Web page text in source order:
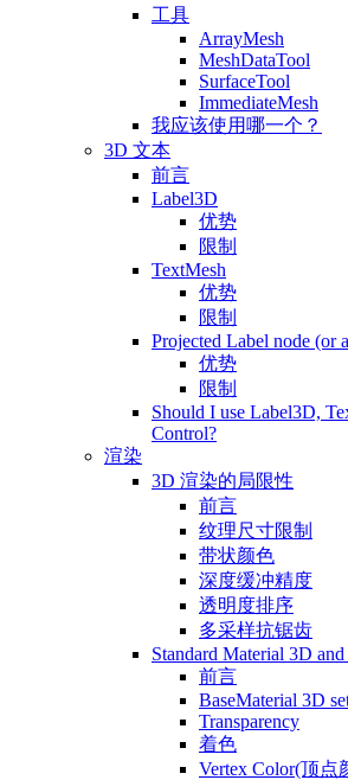
工具
ArrayMesh
MeshDataTool
SurfaceTool
ImmediateMesh
我应该使用哪一个？
3D 文本
前言
Label3D
优势
限制
TextMesh
优势
限制
Projected Label node (or
优势
限制
Should I use Label3D,
Control?
渲染
3D 渲染的局限性
前言
纹理尺寸限制
带状颜色
深度缓冲精度
透明度排序
多采样抗锯齿
Standard Material 3D
前言
BaseMaterial 3D
Transparency
着色
Vertex Color(顶点